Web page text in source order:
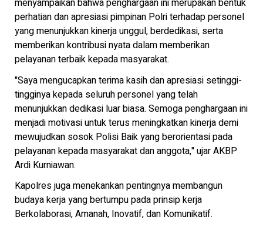
menyampaikan bahwa penghargaan ini merupakan bentuk
perhatian dan apresiasi pimpinan Polri terhadap personel
yang menunjukkan kinerja unggul, berdedikasi, serta
memberikan kontribusi nyata dalam memberikan
pelayanan terbaik kepada masyarakat.
"Saya mengucapkan terima kasih dan apresiasi setinggi-
tingginya kepada seluruh personel yang telah
menunjukkan dedikasi luar biasa. Semoga penghargaan ini
menjadi motivasi untuk terus meningkatkan kinerja demi
mewujudkan sosok Polisi Baik yang berorientasi pada
pelayanan kepada masyarakat dan anggota," ujar AKBP
Ardi Kurniawan.
Kapolres juga menekankan pentingnya membangun
budaya kerja yang bertumpu pada prinsip kerja
Berkolaborasi, Amanah, Inovatif, dan Komunikatif.